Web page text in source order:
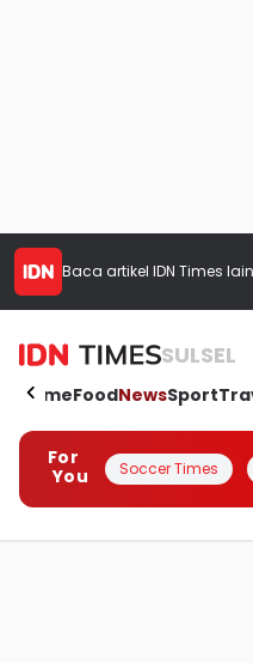
Baca artikel IDN Times
SULSEL
HomeFoodNewsSport
For
You
Soccer Times